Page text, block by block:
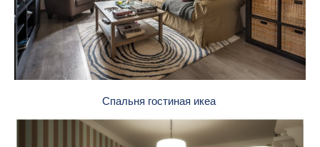
Спальня гостиная икеа